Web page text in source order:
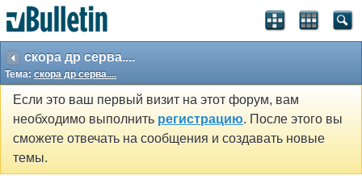
скора др серва....
Тема: скора др серва....
Если это ваш первый визит на этот форум, вам
необходимо выполнить регистрацию. После этого вы
сможете отвечать на сообщения и создавать новые
темы.